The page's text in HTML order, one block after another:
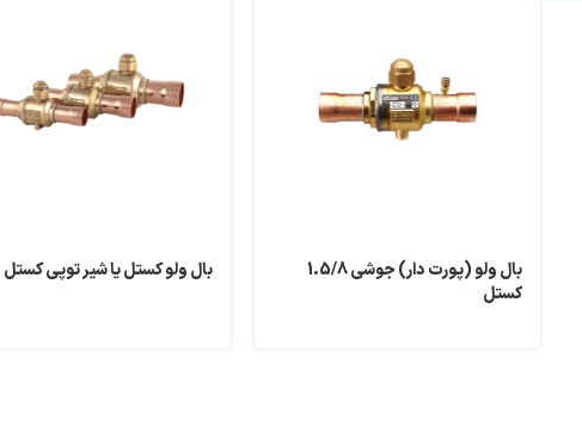
بال ولو (پورت دار) جوشی 1.5/8
کستل
بال ولو کستل یا شیر توپی کستل